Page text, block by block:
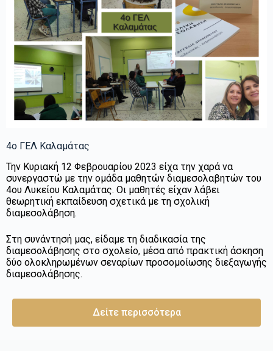
4ο ΓΕΛ Καλαμάτας
Την Κυριακή 12 Φεβρουαρίου 2023 είχα την χαρά να
συνεργαστώ με την ομάδα μαθητών διαμεσολαβητών του
4ου Λυκείου Καλαμάτας. Οι μαθητές είχαν λάβει
θεωρητική εκπαίδευση σχετικά με τη σχολική
διαμεσολάβηση.
Στη συνάντησή μας, είδαμε τη διαδικασία της
διαμεσολάβησης στο σχολείο, μέσα από πρακτική άσκηση
δύο ολοκληρωμένων σεναρίων προσομοίωσης διεξαγωγής
διαμεσολάβησης.
Δείτε περισσότερα